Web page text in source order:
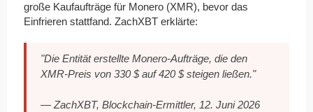
große Kaufaufträge für Monero (XMR), bevor das
Einfrieren stattfand. ZachXBT erklärte:
"Die Entität erstellte Monero-Aufträge, die den
XMR-Preis von 330 $ auf 420 $ steigen ließen."
— ZachXBT, Blockchain-Ermittler, 12. Juni 2026